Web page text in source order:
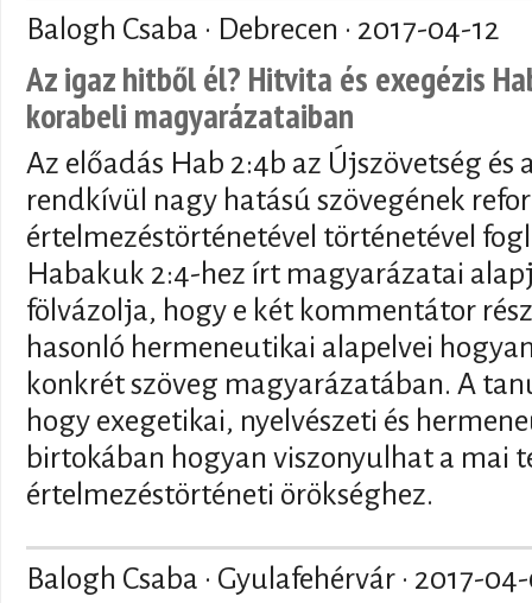
Balogh Csaba · Debrecen · 2017-04-12
Az igaz hitből él? Hitvita és exegézis
korabeli magyarázataiban
Az előadás Hab 2:4b az Újszövetség és
rendkívül nagy hatású szövegének
értelmezéstörténetével történetével
Habakuk 2:4-hez írt magyarázatai
fölvázolja, hogy e két kommentátor
hasonló hermeneutikai alapelvei
konkrét szöveg magyarázatában. A
hogy exegetikai, nyelvészeti és
birtokában hogyan viszonyulhat a mai
értelmezéstörténeti örökséghez.
Balogh Csaba · Gyulafehérvár · 2017-